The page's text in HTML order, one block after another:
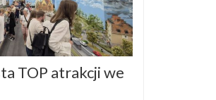
TOP atrakcji we